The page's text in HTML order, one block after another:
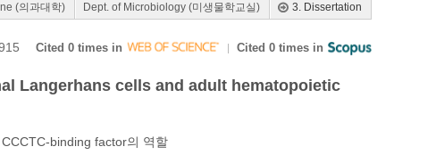
3. Dissertation
Dept. of Microbiology (미생물학교실)
(의과대학)
Cited 0 times in Cited 0 times in
Langerhans cells and adult hematopoietic
binding factor의 역할